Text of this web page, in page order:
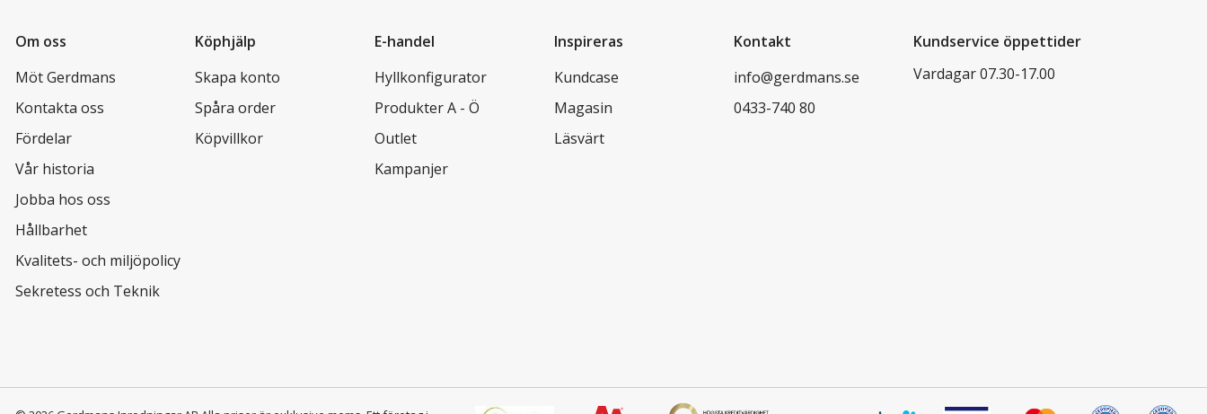
Om oss
Möt Gerdmans
Kontakta oss
Fördelar
Vår historia
Jobba hos oss
Hållbarhet
Kvalitets- och miljöpolicy
Sekretess och Teknik
Köphjälp
Skapa konto
Spåra order
Köpvillkor
E-handel
Hyllkonfigurator
Produkter A - Ö
Outlet
Kampanjer
Inspireras
Kundcase
Magasin
Läsvärt
Kontakt
info@gerdmans.se
0433-740 80
Kundservice öppettider
Vardagar 07.30-17.00